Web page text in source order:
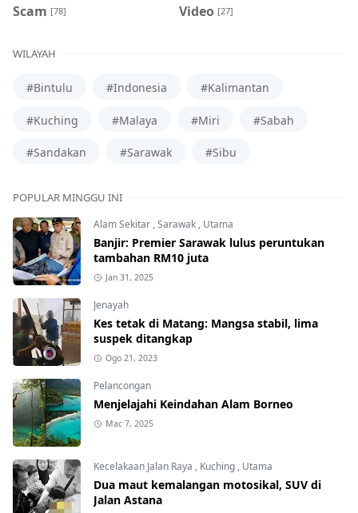
Scam [78] Video [27]
WILAYAH
#Bintulu #Indonesia #Kalimantan
#Kuching #Malaya #Miri #Sabah
#Sandakan #Sarawak #Sibu
POPULAR MINGGU INI
Alam Sekitar ,Sarawak , Utama
Banjir: Premier Sarawak lulus peruntukan
tambahan RM10 juta
Jan 31, 2025
Jenayah
Kes tetak di Matang: Mangsa stabil, lima
suspek ditangkap
Ogo 21, 2023
Pelancongan
Menjelajahi Keindahan Alam Borneo
Mac 7, 2025
Kecelakaan Jalan Raya , Kuching , Utama
Dua maut kemalangan motosikal, SUV di
Jalan Astana